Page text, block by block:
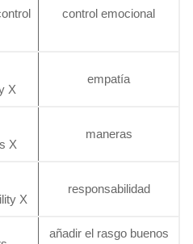
control emocional
X
empatía
X
maneras
X
responsabilidad
añadir el rasgo buenos